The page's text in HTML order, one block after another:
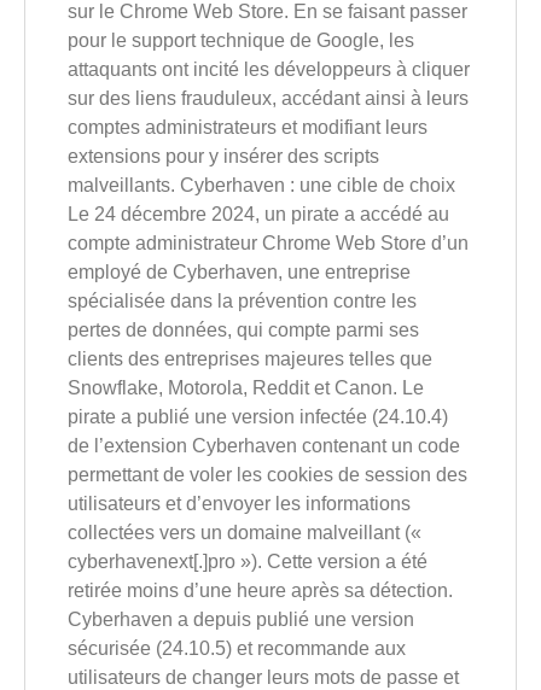
sur le Chrome Web Store. En se faisant passer
pour le support technique de Google, les
attaquants ont incité les développeurs à cliquer
sur des liens frauduleux, accédant ainsi à leurs
comptes administrateurs et modifiant leurs
extensions pour y insérer des scripts
malveillants. Cyberhaven : une cible de choix
Le 24 décembre 2024, un pirate a accédé au
compte administrateur Chrome Web Store d’un
employé de Cyberhaven, une entreprise
spécialisée dans la prévention contre les
pertes de données, qui compte parmi ses
clients des entreprises majeures telles que
Snowflake, Motorola, Reddit et Canon. Le
pirate a publié une version infectée (24.10.4)
de l’extension Cyberhaven contenant un code
permettant de voler les cookies de session des
utilisateurs et d’envoyer les informations
collectées vers un domaine malveillant («
cyberhavenext[.]pro »). Cette version a été
retirée moins d’une heure après sa détection.
Cyberhaven a depuis publié une version
sécurisée (24.10.5) et recommande aux
utilisateurs de changer leurs mots de passe et